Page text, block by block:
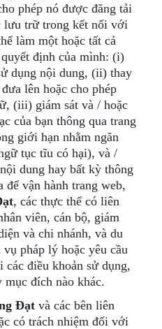
phép nó được đăng tải
lưu trữ trong kết nối với
làm một hoặc tất cả
định của mình: (i)
dụng nội dung, (ii) thay
lên hoặc cho phép
(iii) giám sát và / hoặc
của bạn thông qua trang
giới hạn nhằm ngăn
tục tĩu có hại), và /
dung hay bất kỳ thông
vận hành trang web,
, các thực thể có liên
viên, cán bộ, giám
và chi nhánh, và du
pháp lý hoặc yêu cầu
điều khoản sử dụng,
mục đích nào khác.
Đạt và các bên liên
có trách nhiệm đối với